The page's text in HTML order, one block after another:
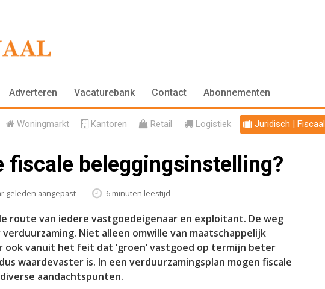
Adverteren Vacaturebank Contact Abonnementen
Woningmarkt Kantoren Retail Logistiek Juridisch | Fiscaal
fiscale beleggingsinstelling?
geleden aangepast 6 minuten leestijd
route van iedere vastgoedeigenaar en exploitant. De weg
Niet alleen omwille van maatschappelijk
vanuit het feit dat ‘groen’ vastgoed op termijn beter
waardevaster is. In een verduurzamingsplan mogen fiscale
aandachtspunten.